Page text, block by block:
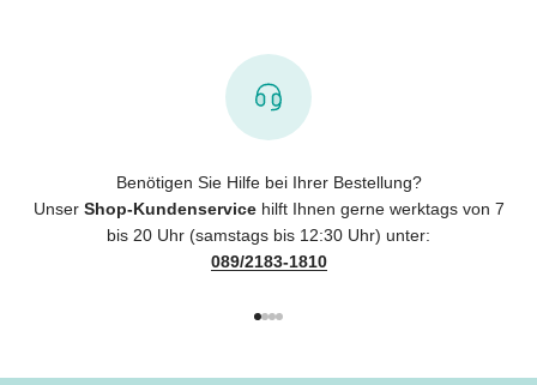
Benötigen Sie Hilfe bei Ihrer Bestellung?
Unser Shop-Kundenservicehilft Ihnen gerne werktags von 7
bis 20 Uhr (samstags bis 12:30 Uhr) unter:
089/2183-1810